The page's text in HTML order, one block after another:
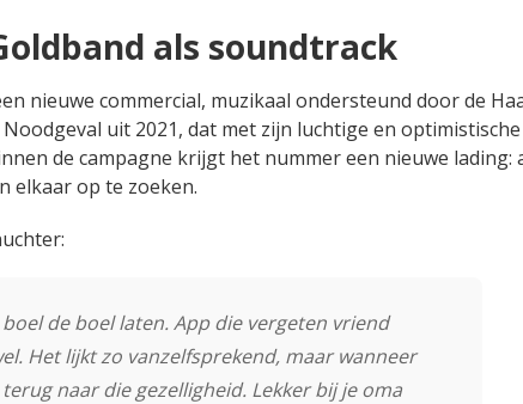
als soundtrack
nieuwe commercial, muzikaal ondersteund door de
uit 2021, dat met zijn luchtige en
de campagne krijgt het nummer een nieuwe lading:
elkaar op te zoeken.
de boel laten. App die vergeten vriend
Het lijkt zo vanzelfsprekend, maar wanneer
naar die gezelligheid. Lekker bij je oma